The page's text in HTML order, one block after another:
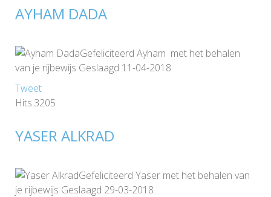
AYHAM DADA
Gefeliciteerd Ayham met het behalen
van je rijbewijs Geslaagd 11-04-2018
Tweet
Hits:3205
YASER ALKRAD
Gefeliciteerd Yaser met het behalen van
je rijbewijs Geslaagd 29-03-2018